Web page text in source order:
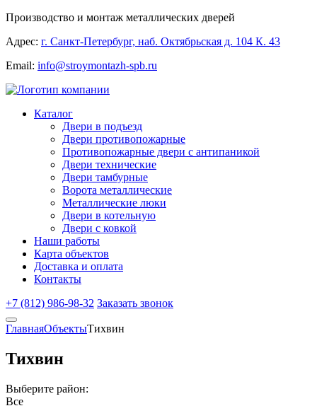
Производство и монтаж металлических дверей
Адрес: г. Санкт-Петербург, наб. Октябрьская д. 104 К. 43
Email: info@stroymontazh-spb.ru
Каталог
Двери в подъезд
Двери противопожарные
Противопожарные двери с антипаникой
Двери технические
Двери тамбурные
Ворота металлические
Металлические люки
Двери в котельную
Двери с ковкой
Наши работы
Карта объектов
Доставка и оплата
Контакты
+7 (812) 986-98-32 Заказать звонок
ГлавнаяОбъектыТихвин
Тихвин
Выберите район:
Все